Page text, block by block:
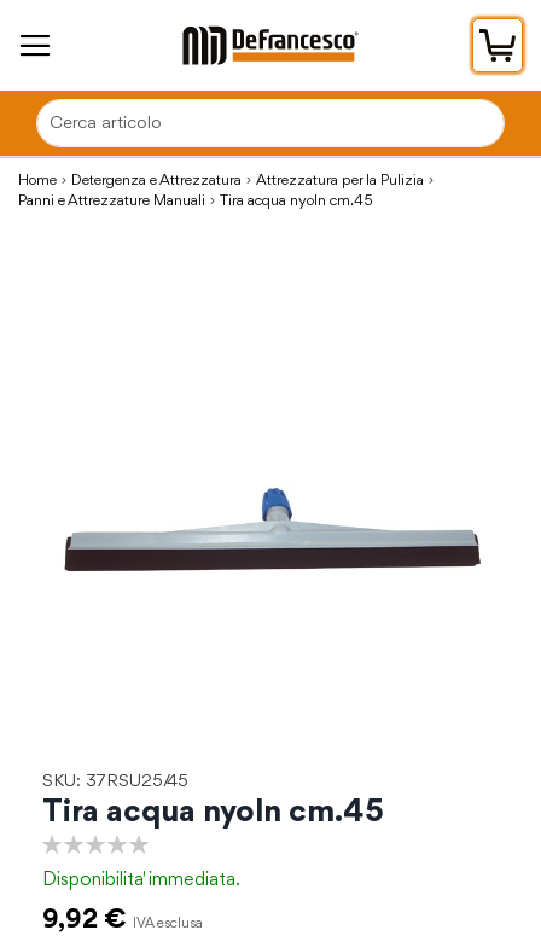
Home Detergenza e Attrezzatura
Attrezzatura per la Pulizia
Panni e Attrezzature Manuali
Tira acqua nyoln cm.45
SKU: 37RSU25/45
Tira acqua nyoln cm.45
Disponibilita'immediata.
9,92 €
all'inizio
galleria